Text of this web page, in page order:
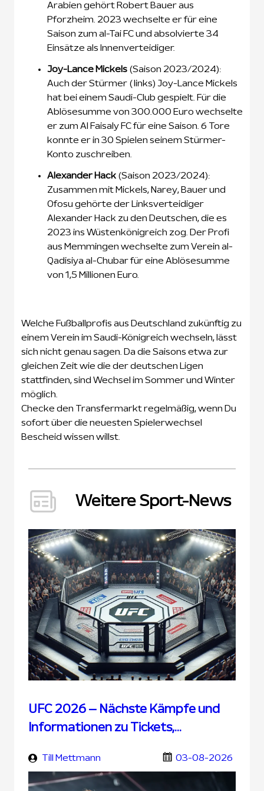
Arabien gehört Robert Bauer aus
Pforzheim. 2023 wechselte er für eine
Saison zum al-Tai FC und absolvierte 34
Einsätze als Innenverteidiger.
Joy-Lance Mickels (Saison 2023/2024):
Auch der Stürmer (links) Joy-Lance Mickels
hat bei einem Saudi-Club gespielt. Für die
Ablösesumme von 300.000 Euro wechselte
er zum Al Faisaly FC für eine Saison. 6 Tore
konnte er in 30 Spielen seinem Stürmer-
Konto zuschreiben.
Alexander Hack (Saison 2023/2024):
Zusammen mit Mickels, Narey, Bauer und
Ofosu gehörte der Linksverteidiger
Alexander Hack zu den Deutschen, die es
2023 ins Wüstenkönigreich zog. Der Profi
aus Memmingen wechselte zum Verein al-
Qadisiya al-Chubar für eine Ablösesumme
von 1,5 Millionen Euro.
Welche Fußballprofis aus Deutschland zukünftig zu
einem Verein im Saudi-Königreich wechseln, lässt
sich nicht genau sagen. Da die Saisons etwa zur
gleichen Zeit wie die der deutschen Ligen
stattfinden, sind Wechsel im Sommer und Winter
möglich.
Checke den Transfermarkt regelmäßig, wenn Du
sofort über die neuesten Spielerwechsel
Bescheid wissen willst.
Weitere Sport-News
UFC 2026 – Nächste Kämpfe und
Informationen zu Tickets,
Till Mettmann 03-08-2026